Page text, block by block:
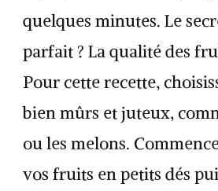
quelques minutes. Le
parfait ? La qualité des
Pour cette recette,
bien mûrs et juteux,
ou les melons.
vos fruits en petits dés